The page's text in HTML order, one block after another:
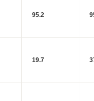
95.2
19.7